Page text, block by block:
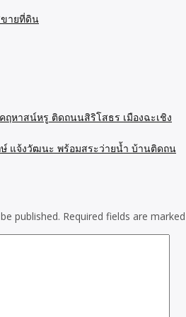
ายที่ดิน
หาสน์หรู ติดถนนสิริโสธร เมืองฉะเชิง
แจ้งวัฒนะ พร้อมสระว่ายน้ำ บ้านติดถน
published. Required fields are